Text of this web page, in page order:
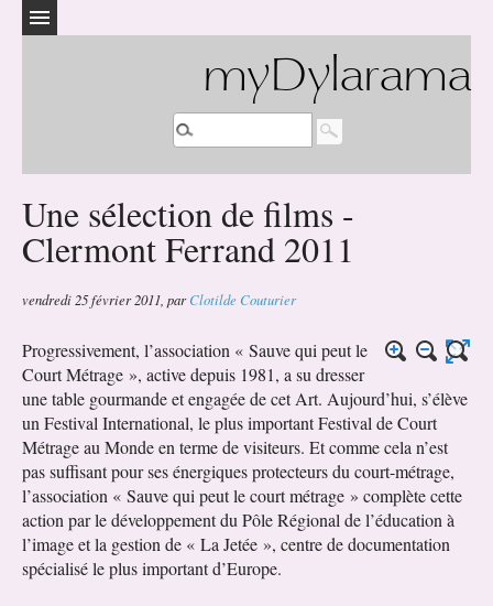
myDylarama
Une sélection de films -
Clermont Ferrand 2011
vendredi 25 février 2011 parClotilde Couturier
Progressivement, l’association « Sauve qui peut le
Court Métrage », active depuis 1981, a su dresser
une table gourmande et engagée de cet Art. Aujourd’hui, s’élève
un Festival International, le plus important Festival de Court
Métrage au Monde en terme de visiteurs. Et comme cela n’est
pas suffisant pour ses énergiques protecteurs du court-métrage,
l’association « Sauve qui peut le court métrage » complète cette
action par le développement du Pôle Régional de l’éducation à
l’image et la gestion de « La Jetée », centre de documentation
spécialisé le plus important d’Europe.